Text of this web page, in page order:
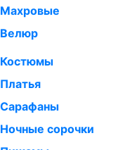
Махровые
Велюр
Костюмы
Платья
Сарафаны
Ночные сорочки